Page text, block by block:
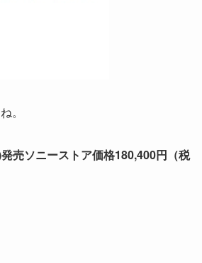
。
売ソニーストア価格180,400円（税